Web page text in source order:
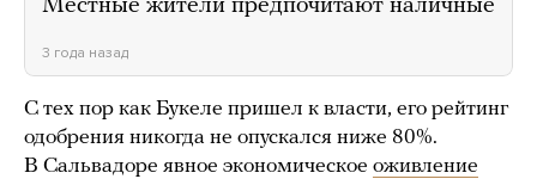
Местные жители предпочитают наличные
3 года назад
С тех пор как Букеле пришел к власти, его рейтинг
одобрения никогда не опускался ниже 80%.
В Сальвадоре явное экономическое оживление